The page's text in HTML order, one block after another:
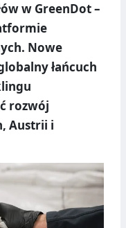
w GreenDot –
Nowe
łańcuch
rozwój
Austrii i